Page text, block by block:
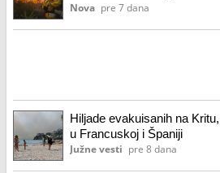
već prete novi
Nova pre 7 dana
Hiljade evakuisanih na
u Francuskoj i Španiji
Južne vesti pre 8 dana